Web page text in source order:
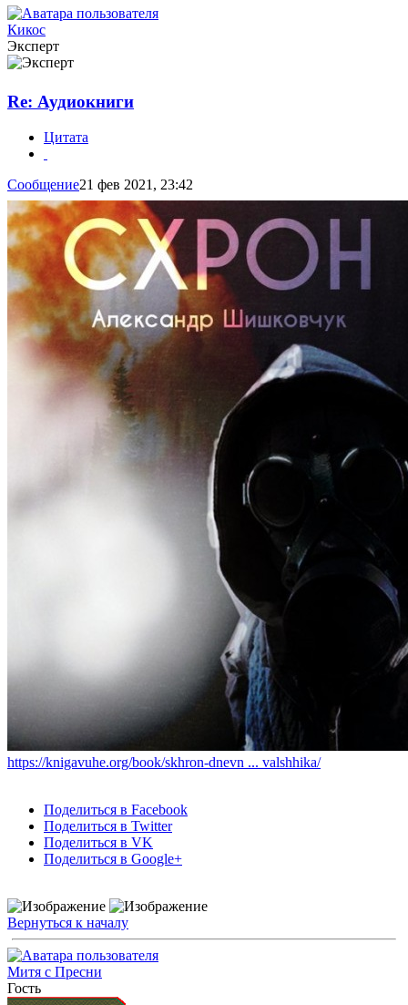
Кикос
Эксперт
Re: Аудиокниги
Цитата
Сообщение21 фев 2021, 23:42
https://knigavuhe.org/book/skhron-dnevn ... valshhika/
Поделиться в Facebook
Поделиться в Twitter
Поделиться в VK
Поделиться в Google+
Вернуться к началу
Митя с Пресни
Гость